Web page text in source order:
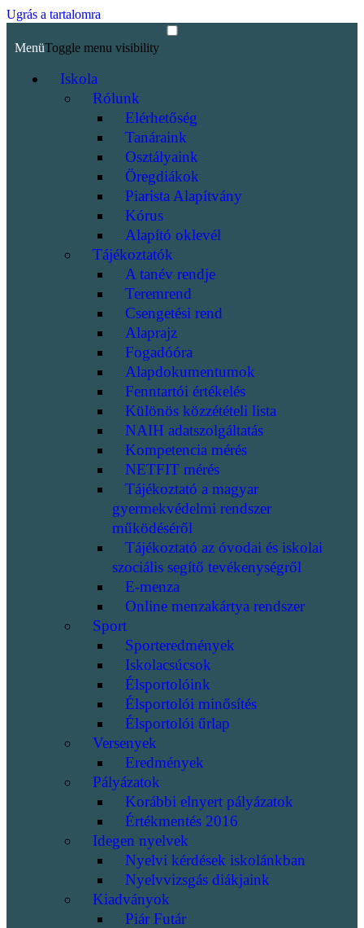
Ugrás a tartalomra
MenüToggle menu visibility
Iskola
Rólunk
Elérhetőség
Tanáraink
Osztályaink
Öregdiákok
Piarista Alapítvány
Kórus
Alapító oklevél
Tájékoztatók
A tanév rendje
Teremrend
Csengetési rend
Alaprajz
Fogadóóra
Alapdokumentumok
Fenntartói értékelés
Különös közzétételi lista
NAIH adatszolgáltatás
Kompetencia mérés
NETFIT mérés
Tájékoztató a magyar
gyermekvédelmi rendszer
működéséről
Tájékoztató az óvodai és iskolai
szociális segítő tevékenységről
E-menza
Online menzakártya rendszer
Sport
Sporteredmények
Iskolacsúcsok
Élsportolóink
Élsportolói minősítés
Élsportolói űrlap
Versenyek
Eredmények
Pályázatok
Korábbi elnyert pályázatok
Értékmentés 2016
Idegen nyelvek
Nyelvi kérdések iskolánkban
Nyelvvizsgás diákjaink
Kiadványok
Piár Futár